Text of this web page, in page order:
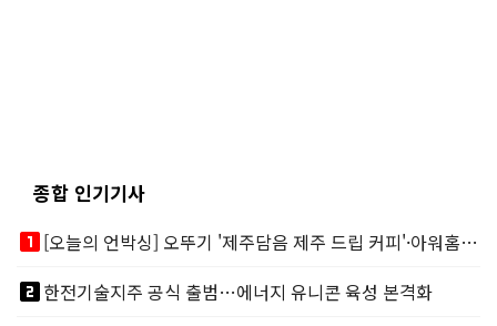
종합 인기기사
looks_one
[오늘의 언박싱] 오뚜기 '제주담음 제주 드립 커피'·아워홈 ‘갓석박지’ 外
looks_two한전기술지주 공식 출범…에너지 유니콘 육성 본격화